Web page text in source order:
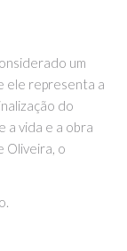
um
ele representa a
do
a vida e a obra
Oliveira, o